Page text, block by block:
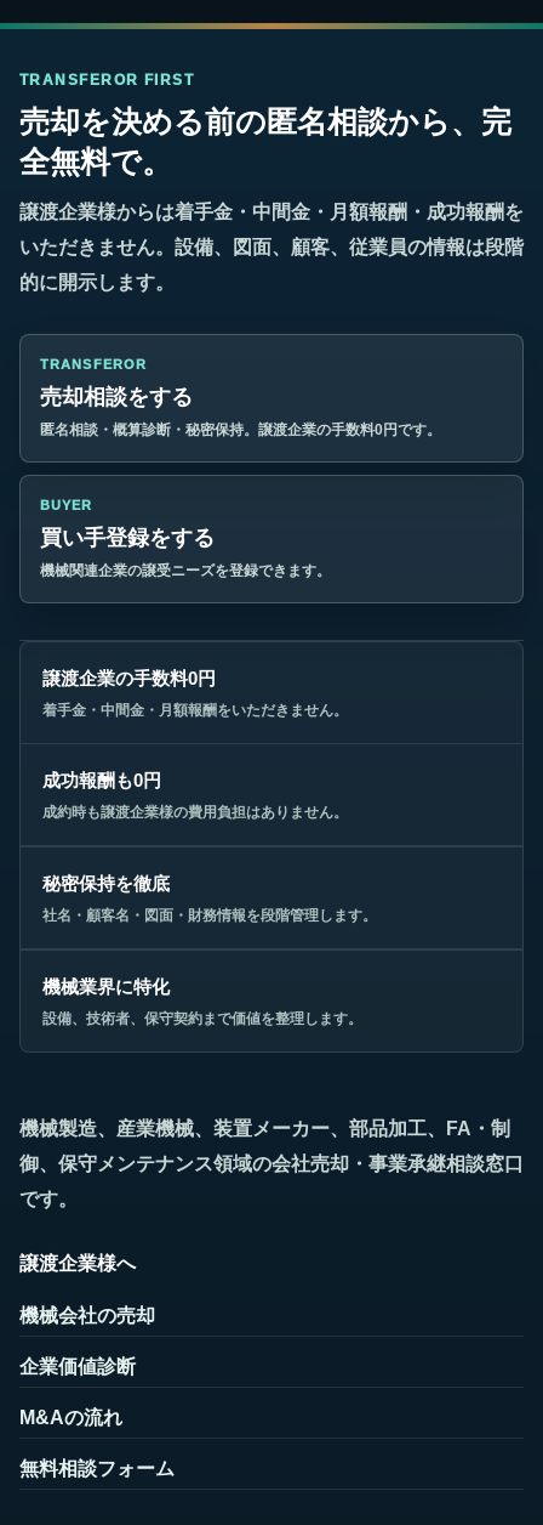
TRANSFEROR FIRST
売却を決める前の匿名相談から、完
全無料で。
譲渡企業様からは着手金・中間金・月額報酬・成功報酬を
いただきません。設備、図面、顧客、従業員の情報は段階
的に開示します。
TRANSFEROR
売却相談をする
匿名相談・概算診断・秘密保持。譲渡企業の手数料0円です。
BUYER
買い手登録をする
機械関連企業の譲受ニーズを登録できます。
譲渡企業の手数料0円
着手金・中間金・月額報酬をいただきません。
成功報酬も0円
成約時も譲渡企業様の費用負担はありません。
秘密保持を徹底
社名・顧客名・図面・財務情報を段階管理します。
機械業界に特化
設備、技術者、保守契約まで価値を整理します。
機械製造、産業機械、装置メーカー、部品加工、FA・制
御、保守メンテナンス領域の会社売却・事業承継相談窓口
です。
譲渡企業様へ
機械会社の売却
企業価値診断
M&Aの流れ
無料相談フォーム